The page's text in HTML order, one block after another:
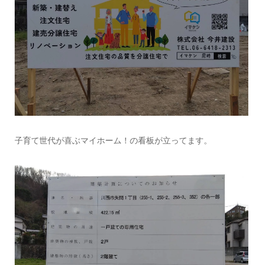
子育て世代が喜ぶマイホーム！の看板が立ってます。